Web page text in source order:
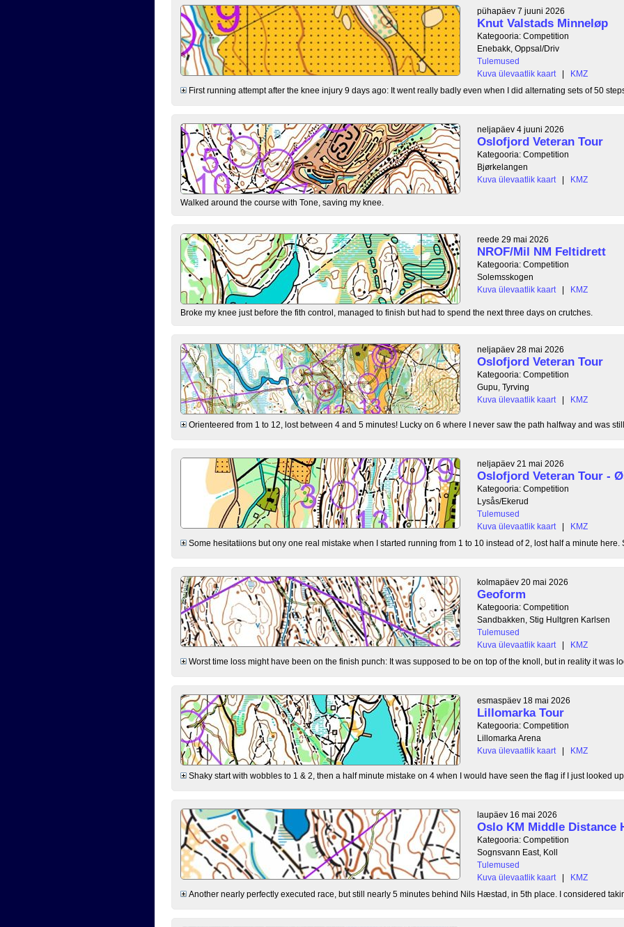
pühapäev 7 juuni 2026
Knut Valstads Minneløp
Kategooria: Competition
Enebakk, Oppsal/Driv
Tulemused
Kuva ülevaatlik kaart
|
KMZ
First running attempt after the knee injury 9 days ago: It went really badly even when I did alternating sets of 50 steps
neljapäev 4 juuni 2026
Oslofjord Veteran Tour
Kategooria: Competition
Bjørkelangen
Kuva ülevaatlik kaart
| KMZ
Walked around the course with Tone, saving my knee.
reede 29 mai 2026
NROF/Mil NM Feltidrett
Kategooria: Competition
Solemsskogen
Kuva ülevaatlik kaart
| KMZ
Broke my knee just before the fith control, managed to finish but had to spend the next three days on crutches.
neljapäev 28 mai 2026
Oslofjord Veteran Tour
Kategooria: Competition
Gupu, Tyrving
Kuva ülevaatlik kaart
| KMZ
Orienteered from 1 to 12, lost between 4 and 5 minutes! Lucky on 6 where I never saw the path halfway and was still
neljapäev 21 mai 2026
Oslofjord Veteran Tour -
Kategooria: Competition
Lysås/Ekerud
Tulemused
Kuva ülevaatlik kaart
|
KMZ
Some hesitatiions but ony one real mistake when I started running from 1 to 10 instead of 2, lost half a minute here.
kolmapäev 20 mai 2026
Geoform
Kategooria: Competition
Sandbakken, Stig Hultgren Karlsen
Tulemused
Kuva ülevaatlik kaart
|
KMZ
Worst time loss might have been on the finish punch: It was supposed to be on top of the knoll, but in reality it was
esmaspäev 18 mai 2026
Lillomarka Tour
Kategooria: Competition
Lillomarka Arena
Kuva ülevaatlik kaart
| KMZ
Shaky start with wobbles to 1 & 2, then a half minute mistake on 4 when I would have seen the flag if I just looked up
laupäev 16 mai 2026
Oslo KM Middle Distance
Kategooria: Competition
Sognsvann East, Koll
Tulemused
Kuva ülevaatlik kaart
|
KMZ
Another nearly perfectly executed race, but still nearly 5 minutes behind Nils Hæstad, in 5th place. I considered